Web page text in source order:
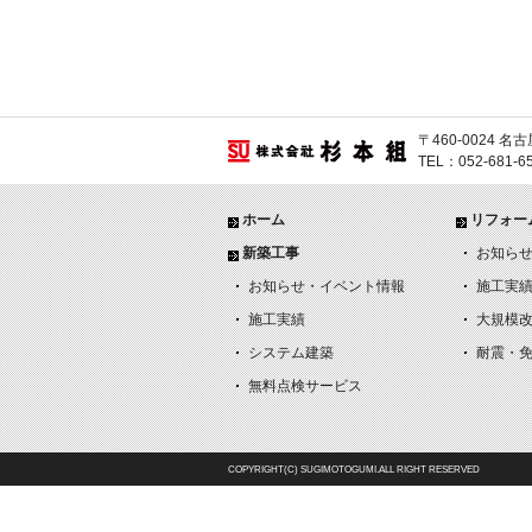
〒460-0024 名
TEL：052-681-
ホーム
新築工事
お知らせ・イベント情報
施工実績
システム建築
無料点検サービス
リフォー
お知ら
施工実績
大規模
耐震・
COPYRIGHT(C) SUGIMOTOGUMI.ALL RIGHT RESERVED